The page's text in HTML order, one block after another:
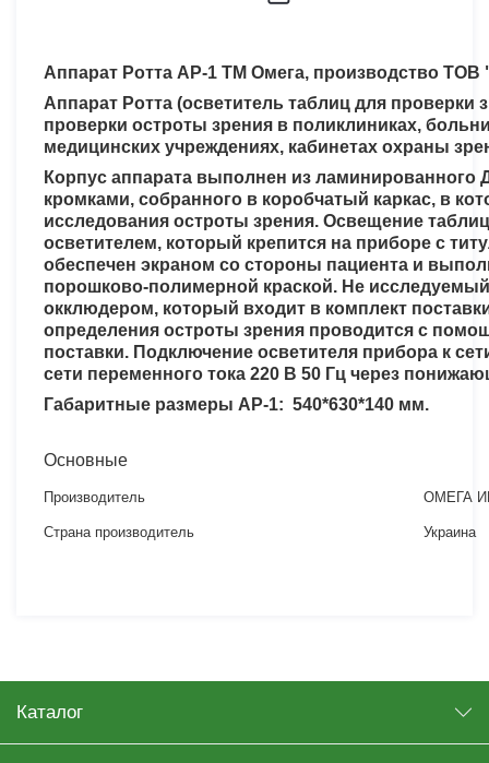
Аппарат Ротта АР-1 ТМ Омега, производство ТОВ
Аппарат Ротта (осветитель таблиц для проверки
проверки остроты зрения в поликлиниках,
медицинских учреждениях, кабинетах охраны
Корпус аппарата выполнен из ламинированного
кромками, собранного в коробчатый каркас, в
исследования остроты зрения. Освещение
осветителем, который крепится на приборе с
обеспечен экраном со стороны пациента и
порошково-полимерной краской. Не исследуемый
окклюдером, который входит в комплект
определения остроты зрения проводится с
поставки. Подключение осветителя прибора к
сети переменного тока 220 В 50 Гц через
Габаритные размеры АР-1: 540*630*140 мм.
Основные
Производитель ОМЕГА
Страна производитель Украина
Каталог